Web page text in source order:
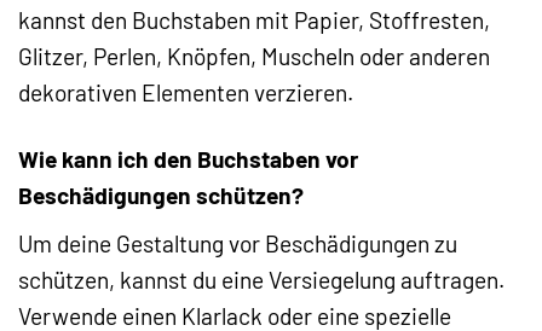
kannst den Buchstaben mit Papier, Stoffresten,
Glitzer, Perlen, Knöpfen, Muscheln oder anderen
dekorativen Elementen verzieren.
Wie kann ich den Buchstaben vor
Beschädigungen schützen?
Um deine Gestaltung vor Beschädigungen zu
schützen, kannst du eine Versiegelung auftragen.
Verwende einen Klarlack oder eine spezielle